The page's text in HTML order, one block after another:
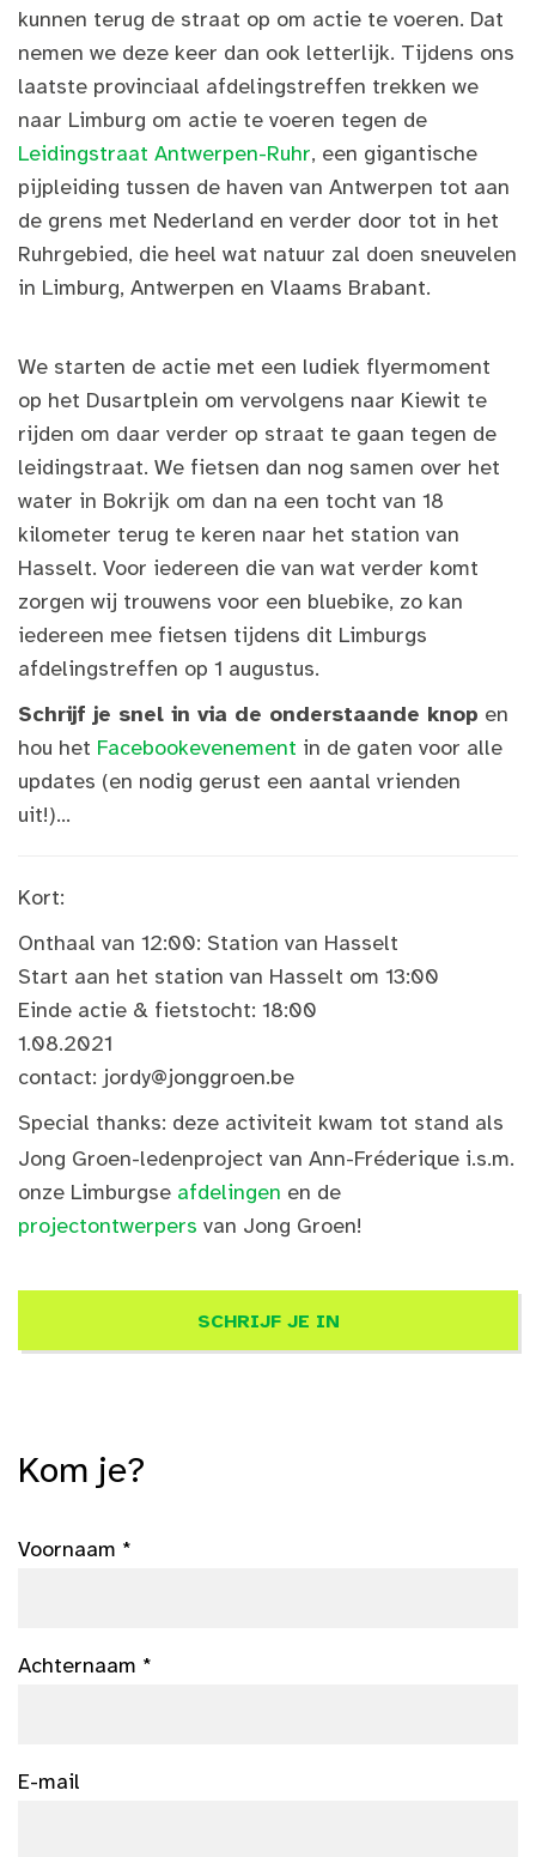
kunnen terug de straat op om actie te voeren. Dat
nemen we deze keer dan ook letterlijk. Tijdens ons
laatste provinciaal afdelingstreffen trekken we
naar Limburg om actie te voeren tegen de
Leidingstraat Antwerpen-Ruhr, een gigantische
pijpleiding tussen de haven van Antwerpen tot aan
de grens met Nederland en verder door tot in het
Ruhrgebied, die heel wat natuur zal doen sneuvelen
in Limburg, Antwerpen en Vlaams Brabant.
We starten de actie met een ludiek flyermoment
op het Dusartplein om vervolgens naar Kiewit te
rijden om daar verder op straat te gaan tegen de
leidingstraat. We fietsen dan nog samen over het
water in Bokrijk om dan na een tocht van 18
kilometer terug te keren naar het station van
Hasselt. Voor iedereen die van wat verder komt
zorgen wij trouwens voor een bluebike, zo kan
iedereen mee fietsen tijdens dit Limburgs
afdelingstreffen op 1 augustus.
Schrijf je snel in via de onderstaande knop en
hou het Facebookevenement in de gaten voor alle
updates (en nodig gerust een aantal vrienden
uit!)...
Kort:
Onthaal van 12:00: Station van Hasselt
Start aan het station van Hasselt om 13:00
Einde actie & fietstocht: 18:00
1.08.2021
contact: jordy@jonggroen.be
Special thanks: deze activiteit kwam tot stand als
Jong Groen-ledenproject van Ann-Fréderique i.s.m.
onze Limburgse afdelingen en de
projectontwerpers van Jong Groen!
SCHRIJF JE IN
Kom je?
Voornaam *
Achternaam *
E-mail